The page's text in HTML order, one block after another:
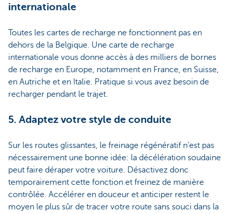
internationale
Toutes les cartes de recharge ne fonctionnent pas en
dehors de la Belgique. Une carte de recharge
internationale vous donne accès à des milliers de bornes
de recharge en Europe, notamment en France, en Suisse,
en Autriche et en Italie. Pratique si vous avez besoin de
recharger pendant le trajet.
5. Adaptez votre style de conduite
Sur les routes glissantes, le freinage régénératif n'est pas
nécessairement une bonne idée: la décélération soudaine
peut faire déraper votre voiture. Désactivez donc
temporairement cette fonction et freinez de manière
contrôlée. Accélérer en douceur et anticiper restent le
moyen le plus sûr de tracer votre route sans souci dans la